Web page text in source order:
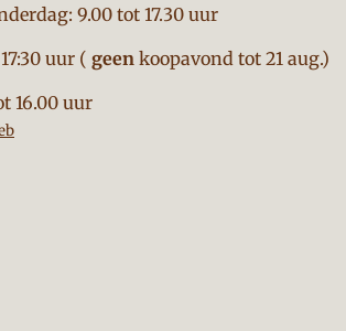
9.00 tot 17.30 uur
uur ( geen koopavond tot 21 aug.)
16.00 uur